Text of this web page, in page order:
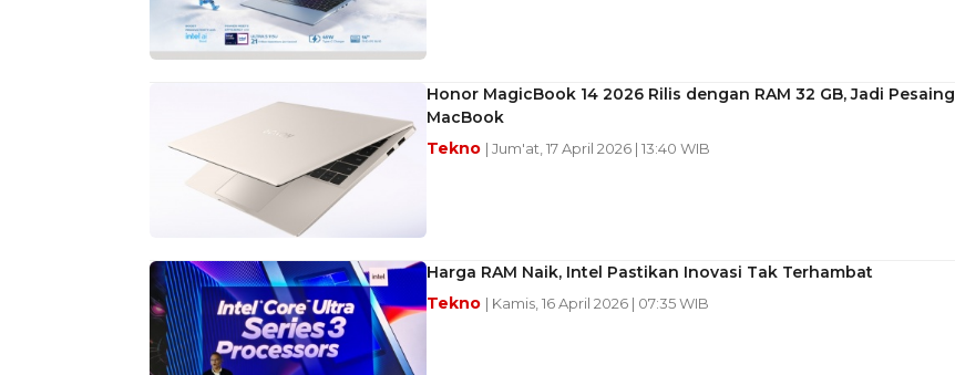
Honor MagicBook 14 2026 Rilis dengan RAM 32 GB, Jadi Pesaing
MacBook
Tekno | Jum'at, 17 April 2026 | 13:40 WIB
Harga RAM Naik, Intel Pastikan Inovasi Tak Terhambat
Tekno | Kamis, 16 April 2026 | 07:35 WIB